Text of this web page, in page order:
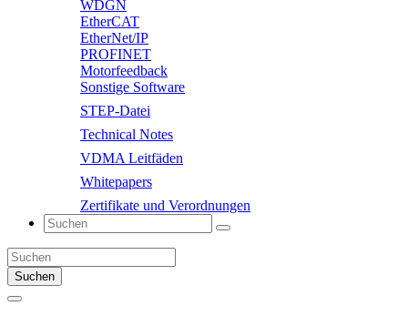
WDGN
EtherCAT
EtherNet/IP
PROFINET
Motorfeedback
Sonstige Software
STEP-Datei
Technical Notes
VDMA Leitfäden
Whitepapers
Zertifikate und Verordnungen
Suchen